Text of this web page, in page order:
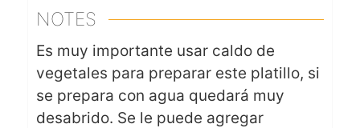
NOTES
Es muy importante usar caldo de
vegetales para preparar este platillo, si
se prepara con agua quedará muy
desabrido. Se le puede agregar